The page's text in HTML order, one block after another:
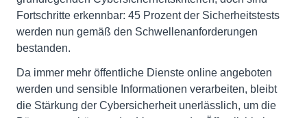
Fortschritte erkennbar: 45 Prozent der Sicherheitstests
werden nun gemäß den Schwellenanforderungen
bestanden.
Da immer mehr öffentliche Dienste online angeboten
werden und sensible Informationen verarbeiten, bleibt
die Stärkung der Cybersicherheit unerlässlich, um die